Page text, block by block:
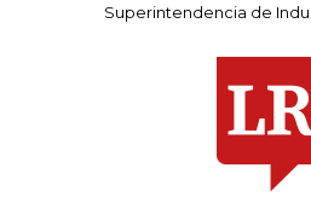
Superintendencia de